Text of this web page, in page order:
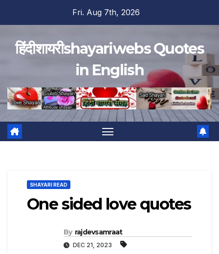
Fri. Aug 7th, 2026
हिंदीशायरीshayariwebs Quotes
in English
SHAYARI READ
One sided love quotes
By rajdevsamraat
DEC 21, 2023